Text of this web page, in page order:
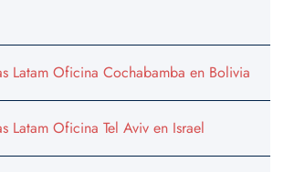
Latam Oficina Cochabamba en Bolivia
Latam Oficina Tel Aviv en Israel